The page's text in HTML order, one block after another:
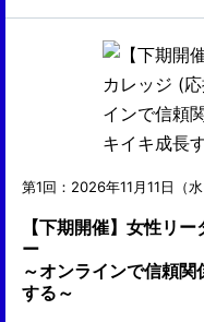
第1回：2026年11月11日（
【下期開催】女性リ
ー
～オンラインで信頼
する～